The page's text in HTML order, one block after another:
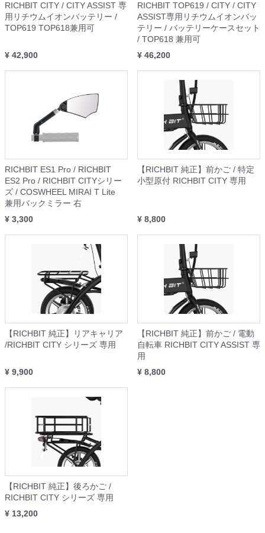
RICHBIT CITY / CITY ASSIST 専
用リチウムイオンバッテリー /
TOP619 TOP618兼用可
¥ 42,900
RICHBIT TOP619 / CITY / CITY
ASSIST専用リチウムイオンバッ
テリー / バッテリーケースセット
/ TOP618 兼用可
¥ 46,200
RICHBIT ES1 Pro / RICHBIT
ES2 Pro / RICHBIT CITYシリー
ズ / COSWHEEL MIRAI T Lite
兼用バックミラー 右
¥ 3,300
【RICHBIT 純正】前かご / 特定
小型原付 RICHBIT CITY 専用
¥ 8,800
【RICHBIT 純正】リアキャリア
/RICHBIT CITY シリーズ 専用
¥ 9,900
【RICHBIT 純正】前かご / 電動
自転車 RICHBIT CITY ASSIST 専
用
¥ 8,800
【RICHBIT 純正】後ろかご /
RICHBIT CITY シリーズ 専用
¥ 13,200